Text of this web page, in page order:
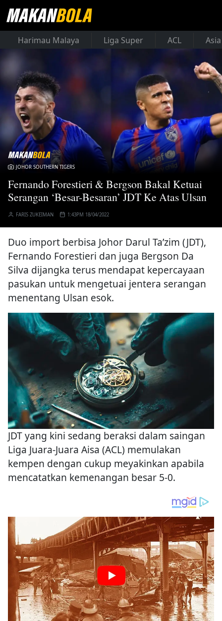
Harimau Malaya Liga Super ACL
JOHOR SOUTHERN TIGERS
Fernando Forestieri & Bergson Bakal Ketuai
Serangan ‘Besar-Besaran’ JDT Ke Atas Ulsan
FARIS ZUKEIMAN 1:43PM 18/04/2022
Duo import berbisa Johor Darul Ta’zim (JDT),
Fernando Forestieri dan juga Bergson Da
Silva dijangka terus mendapat kepercayaan
pasukan untuk mengetuai jentera serangan
menentang Ulsan esok.
JDT yang kini sedang beraksi dalam saingan
Liga Juara-Juara Aisa (ACL) memulakan
kempen dengan cukup meyakinkan apabila
mencatatkan kemenangan besar 5-0.